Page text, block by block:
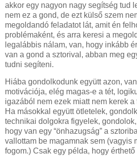
akkor egy nagyon nagy segítség tud
nem ez a gond, de ezt külső szem
megoldandó feladatot lát, amit én
problémaként, és arra keresi a
legalábbis nálam, van, hogy inkább
van a gond a sztorival, abban meg
tudni segíteni.
Hiába gondolkodunk együtt azon,
motivációja, elég magas-e a tét,
igazából nem ezek miatt nem kerek a
Ha másokkal együtt ötletelek,
technikai dolgokra figyelek,
hogy van egy “önhazugság” a
vallottam be magamnak sem (vagyis
fogom.) Csak egy példa, hogy